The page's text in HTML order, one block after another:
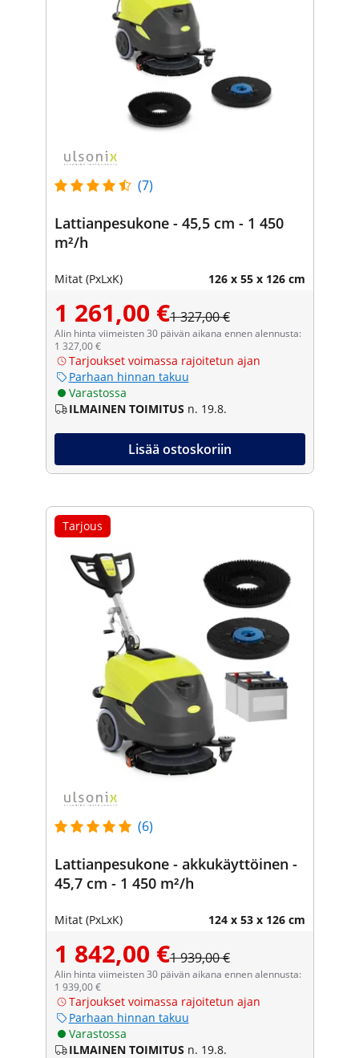
(7)
Lattianpesukone - 45,5 cm - 1 450
m²/h
Mitat (PxLxK) 126 x 55 x 126 cm
1 261,00 €1 327,00 €
Alin hinta viimeisten 30 päivän aikana ennen alennusta:
1 327,00 €
Tarjoukset voimassa rajoitetun ajan
Parhaan hinnan takuu
Varastossa
ILMAINEN TOIMITUS n. 19.8.
Lisää ostoskoriin
Tarjous
(6)
Lattianpesukone - akkukäyttöinen -
45,7 cm - 1 450 m²/h
Mitat (PxLxK) 124 x 53 x 126 cm
1 842,00 €1 939,00 €
Alin hinta viimeisten 30 päivän aikana ennen alennusta:
1 939,00 €
Tarjoukset voimassa rajoitetun ajan
Parhaan hinnan takuu
Varastossa
ILMAINEN TOIMITUS n. 19.8.